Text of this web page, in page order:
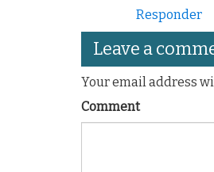
Responder
Leave a
Your email address
Comment